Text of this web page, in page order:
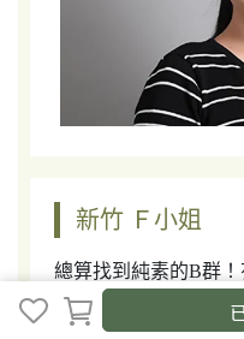
新竹 Ｆ小姐
總算找到純素的B群
很滿意！